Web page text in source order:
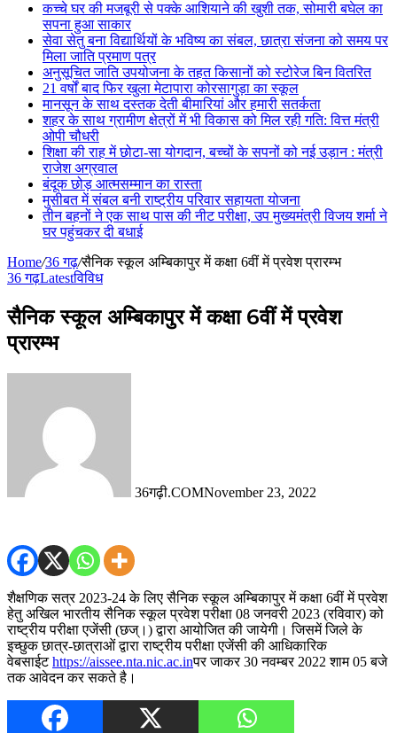
कच्चे घर की मजबूरी से पक्के आशियाने की खुशी तक, सोमारी बघेल का
सपना हुआ साकार
सेवा सेतु बना विद्यार्थियों के भविष्य का संबल, छात्रा संजना को समय पर
मिला जाति प्रमाण पत्र
अनुसूचित जाति उपयोजना के तहत किसानों को स्टोरेज बिन वितरित
21 वर्षों बाद फिर खुला मेटापारा कोरसागुड़ा का स्कूल
मानसून के साथ दस्तक देती बीमारियां और हमारी सतर्कता
शहर के साथ ग्रामीण क्षेत्रों में भी विकास को मिल रही गति: वित्त मंत्री
ओपी चौधरी
शिक्षा की राह में छोटा-सा योगदान, बच्चों के सपनों को नई उड़ान : मंत्री
राजेश अग्रवाल
बंदूक छोड़ आत्मसम्मान का रास्ता
मुसीबत में संबल बनी राष्ट्रीय परिवार सहायता योजना
तीन बहनों ने एक साथ पास की नीट परीक्षा, उप मुख्यमंत्री विजय शर्मा ने
घर पहुंचकर दी बधाई
Home/36 गढ़/सैनिक स्कूल अम्बिकापुर में कक्षा 6वीं में प्रवेश प्रारम्भ
36 गढ़Latestविविध
सैनिक स्कूल अम्बिकापुर में कक्षा 6वीं में प्रवेश
प्रारम्भ
36गढ़ी.COMNovember 23, 2022
शैक्षणिक सत्र 2023-24 के लिए सैनिक स्कूल अम्बिकापुर में कक्षा 6वीं में प्रवेश
हेतु अखिल भारतीय सैनिक स्कूल प्रवेश परीक्षा 08 जनवरी 2023 (रविवार) को
राष्ट्रीय परीक्षा एजेंसी (छज्।) द्वारा आयोजित की जायेगी। जिसमें जिले के
इच्छुक छात्र-छात्राओं द्वारा राष्ट्रीय परीक्षा एजेंसी की आधिकारिक
वेबसाईटhttps://aissee.nta.nic.ac.inपर जाकर 30 नवम्बर 2022 शाम 05 बजे
तक आवेदन कर सकते है।